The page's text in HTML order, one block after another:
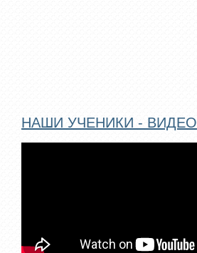
НАШИ УЧЕНИКИ - ВИДЕО